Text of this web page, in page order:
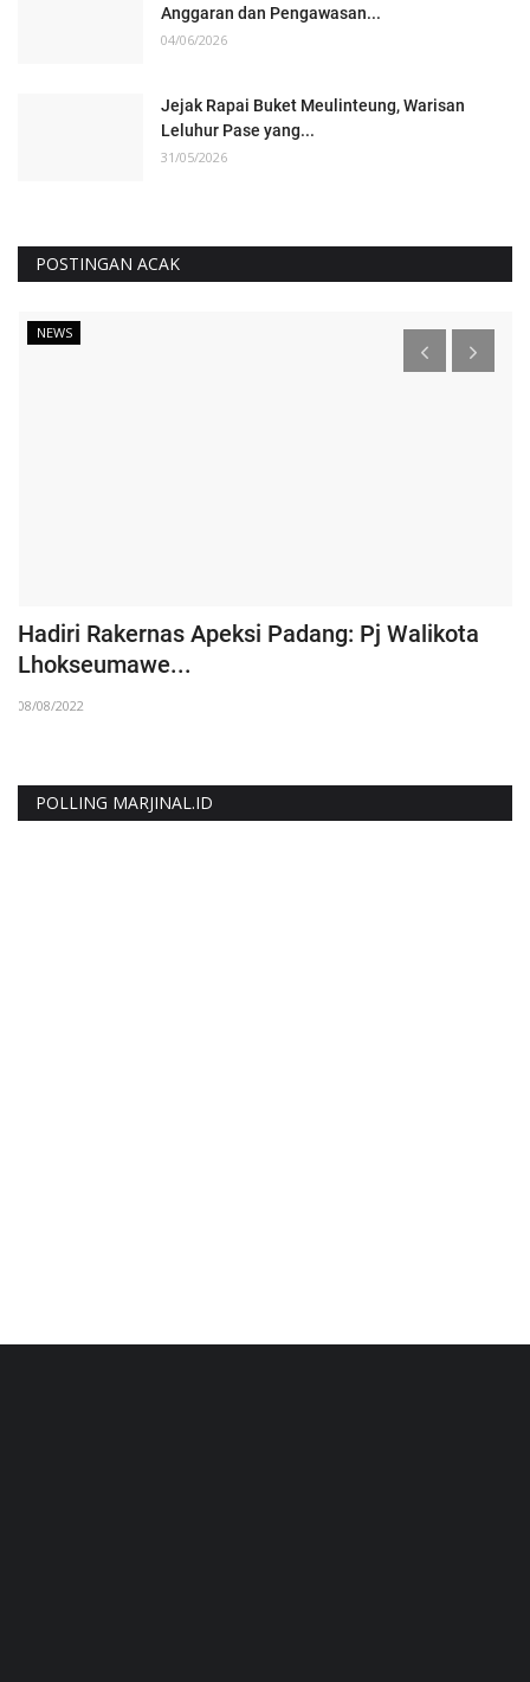
Anggaran dan Pengawasan...
04/06/2026
Jejak Rapai Buket Meulinteung, Warisan
Leluhur Pase yang...
31/05/2026
POSTINGAN ACAK
NEWS
Hadiri Rakernas Apeksi Padang: Pj Walikota
Lhokseumawe...
08/08/2022
POLLING MARJINAL.ID